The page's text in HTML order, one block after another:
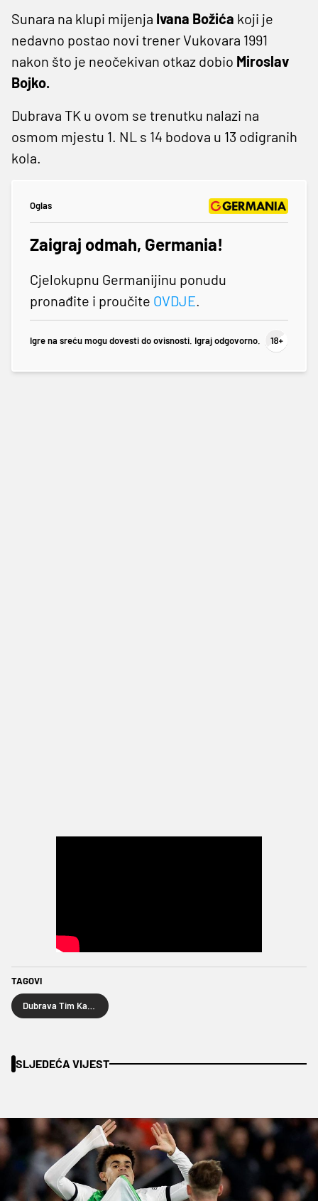
Sunara na klupi mijenja Ivana Božića koji je
nedavno postao novi trener Vukovara 1991
nakon što je neočekivan otkaz dobio Miroslav
Bojko.
Dubrava TK u ovom se trenutku nalazi na
osmom mjestu 1. NL s 14 bodova u 13 odigranih
kola.
Oglas
Zaigraj odmah, Germania!
Cjelokupnu Germanijinu ponudu
pronađite i proučite OVDJE.
Igre na sreću mogu dovesti do ovisnosti. Igraj odgovorno.
TAGOVI
SLJEDEĆA VIJEST